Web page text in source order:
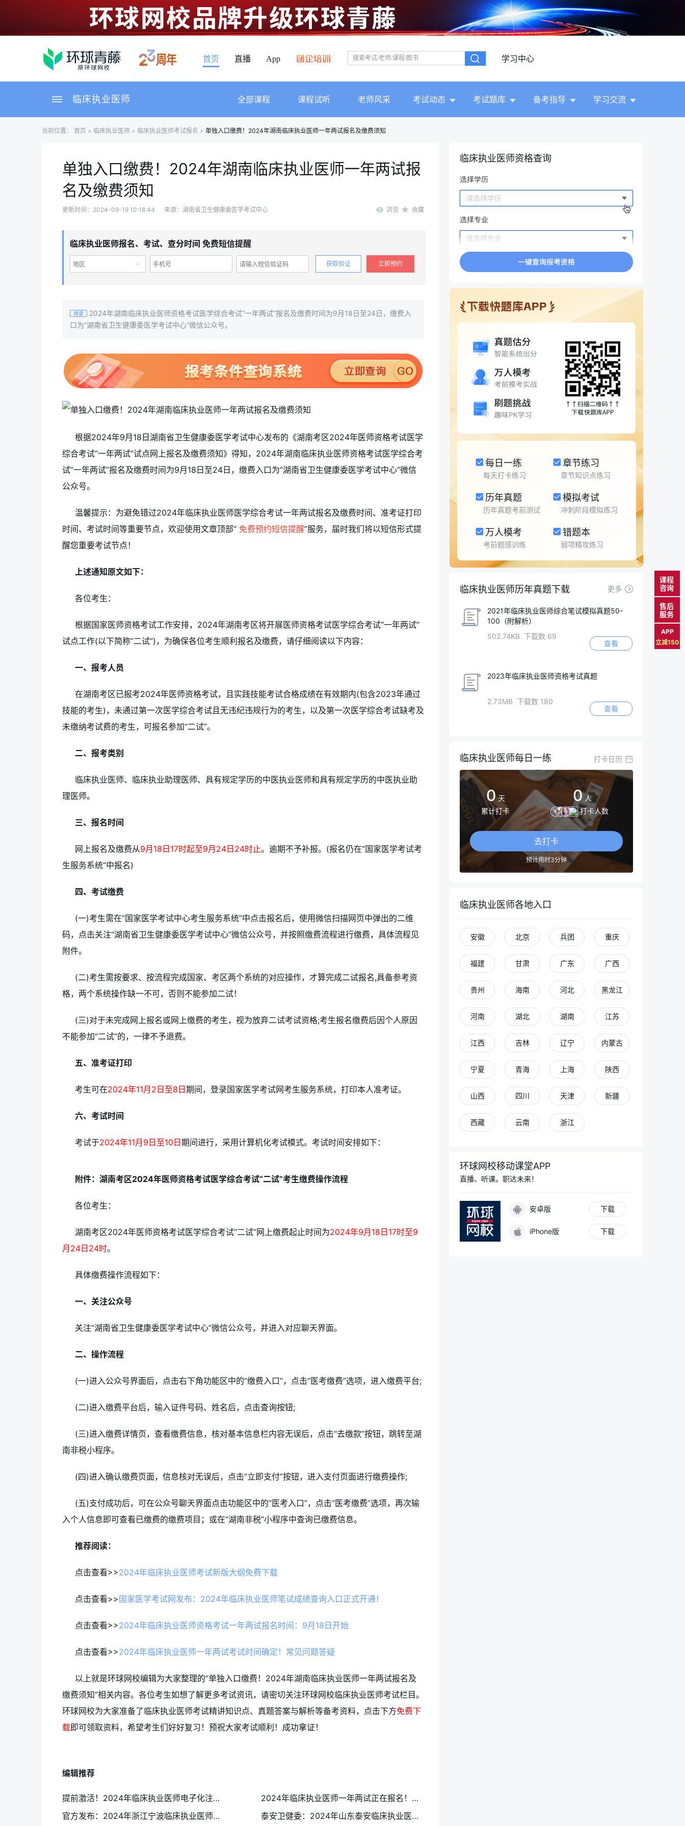
首页 直播 App 学习中心
临床执业医师 全部课程 课程试听 老师风采 考试动态 考试题库 备考指导 学习交流
当前位置： 首页 > 临床执业医师 > 临床执业医师考试报名 > 单独入口缴费！2024年湖南临床执业医师一年两试报名及缴费须知
单独入口缴费！2024年湖南临床执业医师一年两试报
名及缴费须知
更新时间：2024-09-19 10:18:44 来源：湖南省卫生健康委医学考试中心 浏览 收藏
临床执业医师报名、考试、查分时间 免费短信提醒
地区 获取验证 立即预约
摘要
2024年湖南临床执业医师资格考试医学综合考试“一年两试”报名及缴费时间为9月18日至24日，缴费入
口为“湖南省卫生健康委医学考试中心”微信公众号。
根据2024年9月18日湖南省卫生健康委医学考试中心发布的《湖南考区2024年医师资格考试医学
综合考试“一年两试”试点网上报名及缴费须知》得知，2024年湖南临床执业医师资格考试医学综合考
试“一年两试”报名及缴费时间为9月18日至24日，缴费入口为“湖南省卫生健康委医学考试中心”微信
公众号。
温馨提示：为避免错过2024年临床执业医师医学综合考试一年两试报名及缴费时间、准考证打印
时间、考试时间等重要节点，欢迎使用文章顶部“ 免费预约短信提醒”服务，届时我们将以短信形式提
醒您重要考试节点！
上述通知原文如下：
各位考生：
根据国家医师资格考试工作安排，2024年湖南考区将开展医师资格考试医学综合考试“一年两试”
试点工作(以下简称“二试”)，为确保各位考生顺利报名及缴费，请仔细阅读以下内容：
一、报考人员
在湖南考区已报考2024年医师资格考试，且实践技能考试合格成绩在有效期内(包含2023年通过
技能的考生)，未通过第一次医学综合考试且无违纪违规行为的考生，以及第一次医学综合考试缺考及
未缴纳考试费的考生，可报名参加“二试”。
二、报考类别
临床执业医师、临床执业助理医师、具有规定学历的中医执业医师和具有规定学历的中医执业助
理医师。
三、报名时间
网上报名及缴费从9月18日17时起至9月24日24时止。逾期不予补报。(报名仍在“国家医学考试考
生服务系统”中报名)
四、考试缴费
(一)考生需在“国家医学考试中心考生服务系统”中点击报名后，使用微信扫描网页中弹出的二维
码，点击关注“湖南省卫生健康委医学考试中心”微信公众号，并按照缴费流程进行缴费，具体流程见
附件。
(二)考生需按要求、按流程完成国家、考区两个系统的对应操作，才算完成二试报名,具备参考资
格，两个系统操作缺一不可，否则不能参加二试！
(三)对于未完成网上报名或网上缴费的考生，视为放弃二试考试资格;考生报名缴费后因个人原因
不能参加“二试”的，一律不予退费。
五、准考证打印
考生可在2024年11月2日至8日 期间，登录国家医学考试网考生服务系统，打印本人准考证。
六、考试时间
考试于2024年11月9日至10日 期间进行，采用计算机化考试模式。考试时间安排如下：
附件：湖南考区2024年医师资格考试医学综合考试“二试”考生缴费操作流程
各位考生：
湖南考区2024年医师资格考试医学综合考试“二试”网上缴费起止时间为2024年9月18日17时至9
月24日24时。
具体缴费操作流程如下：
一、关注公众号
关注“湖南省卫生健康委医学考试中心”微信公众号，并进入对应聊天界面。
二、操作流程
(一)进入公众号界面后，点击右下角功能区中的“缴费入口”，点击“医考缴费”选项，进入缴费平台;
(二)进入缴费平台后，输入证件号码、姓名后，点击查询按钮;
(三)进入缴费详情页，查看缴费信息，核对基本信息栏内容无误后，点击“去缴款”按钮，跳转至湖
南非税小程序。
(四)进入确认缴费页面，信息核对无误后，点击“立即支付”按钮，进入支付页面进行缴费操作;
(五)支付成功后，可在公众号聊天界面点击功能区中的“医考入口”，点击“医考缴费”选项，再次输
入个人信息即可查看已缴费的缴费项目；或在“湖南非税”小程序中查询已缴费信息。
推荐阅读：
点击查看>>2024年临床执业医师考试新版大纲免费下载
点击查看>> 国家医学考试网发布：2024年临床执业医师笔试成绩查询入口正式开通！
点击查看>>2024年临床执业医师资格考试一年两试报名时间：9月18日开始
点击查看>>2024年临床执业医师一年两试考试时间确定！常见问题答疑
以上就是环球网校编辑为大家整理的“单独入口缴费！2024年湖南临床执业医师一年两试报名及
缴费须知”相关内容。各位考生如想了解更多考试资讯，请密切关注环球网校临床执业医师考试栏目。
环球网校为大家准备了临床执业医师考试精讲知识点、真题答案与解析等备考资料，点击下方免费下
载即可领取资料，希望考生们好好复习！预祝大家考试顺利！成功拿证！
编辑推荐
提前激活！2024年临床执业医师电子化注册时间、流程及常见问题
2024年临床执业医师一年两试正在报名！二试常见问题汇总解答
官方发布：2024年浙江宁波临床执业医师一年两试报考通知
泰安卫健委：2024年山东泰安临床执业医师一年两试报名及缴费通知
临床执业医师资格查询
每日一练
每天打卡练习
章节练习
章节知识点练习
历年真题
历年真题考前测试
模拟考试
冲刺阶段模拟练习
万人模考
考前题感训练
错题本
弱项精攻练习
临床执业医师历年真题下载 更多
2021年临床执业医师综合笔试模拟真题50-
100（附解析）
502.74KB 下载数 69
查看
2023年临床执业医师资格考试真题
2.73MB 下载数 180
查看
临床执业医师每日一练 打卡日历
0 天
累计打卡
0 人
打卡人数
去打卡
预计用时3分钟
临床执业医师各地入口
安徽 北京 兵团 重庆
福建 甘肃 广东 广西
贵州 海南 河北 黑龙江
河南 湖北 湖南 江苏
江西 吉林 辽宁 内蒙古
宁夏 青海 上海 陕西
山西 四川 天津 新疆
西藏 云南 浙江
环球网校移动课堂APP
直播、听课。职达未来！
安卓版 下载
iPhone版 下载
课程
咨询
售后
服务
APP
立减150